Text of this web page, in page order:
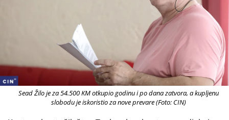
Sead Žilo je za 54.500 KM otkupio godinu i po dana zatvora, a kupljenu
slobodu je iskoristio za nove prevare (Foto: CIN)